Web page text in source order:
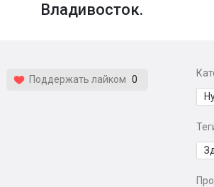
Владивосток.
Поддержать лайком 0